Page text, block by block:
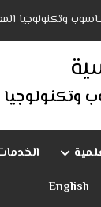
وتكنولوجيا
English